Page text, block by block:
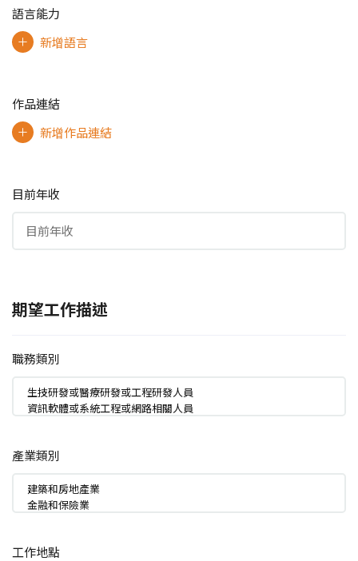
語言能力
新增語言
作品連結
新增作品連結
目前年收
期望工作描述
職務類別
產業類別
工作地點